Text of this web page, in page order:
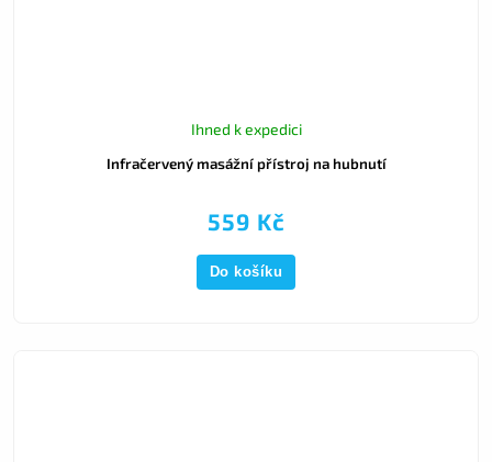
Infračervený masážní přístroj na hubnutí
Ihned k expedici
559 Kč
Do košíku